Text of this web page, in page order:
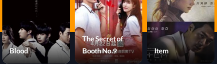
Item
The Secret of
Booth No.9
Blood